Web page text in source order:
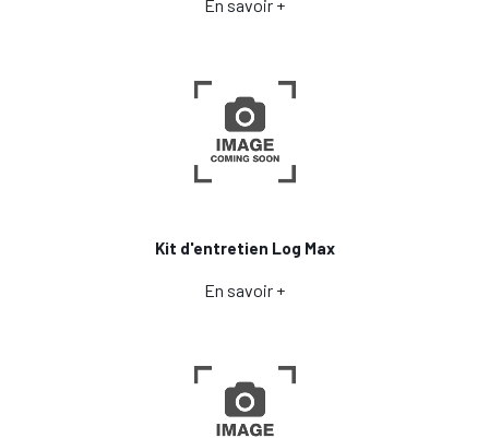
En savoir +
Kit d'entretien Log Max
En savoir +